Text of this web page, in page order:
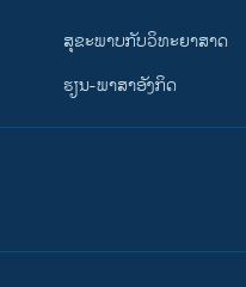
ສຸຂະພາບກັບວິທະຍາສາດ
ຮຽນ-ພາສາອັງກິດ